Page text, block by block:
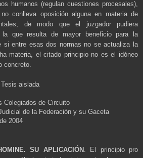
humanos (regulan cuestiones procesales),
conlleva oposición alguna en materia de
de modo que el juzgador pudiera
la que resulta de mayor beneficio para la
si entre esas dos normas no se actualiza la
materia, el citado principio no es el idóneo
concreto.
Tesis aislada
Colegiados de Circuito
de la Federación y su Gaceta
2004
SU APLICACIÓN . El principio pro